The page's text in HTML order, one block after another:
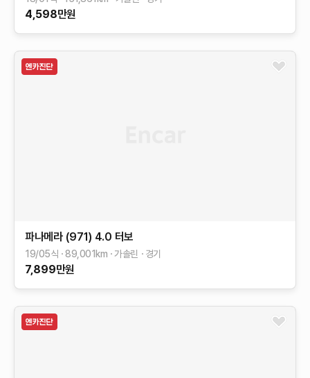
4,598만원
파나메라 (971) 4.0 터보
19/05식 89,001km 가솔린 경기
7,899만원